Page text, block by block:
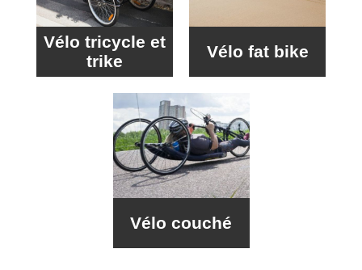
Vélo tricycle et
trike
Vélo fat bike
Vélo couché